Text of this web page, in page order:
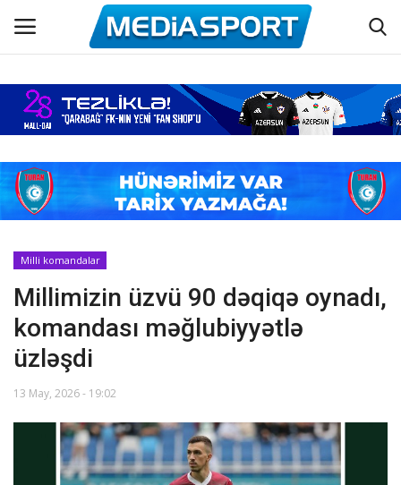
Əsas
Azərbaycan futbolu
Maraqlı
Əlaqə
Haqqımızda
Köşə yazıları
Dünya futbolu
Milli komandalar
Millimizin üzvü 90 dəqiqə oynadı,
komandası məğlubiyyətlə
üzləşdi
13 May, 2026 - 19:02